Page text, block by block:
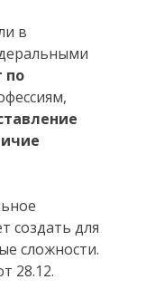
в
по
создать для
сложности.
28.12.